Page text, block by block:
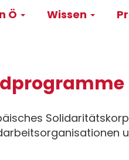
Ö Wissen